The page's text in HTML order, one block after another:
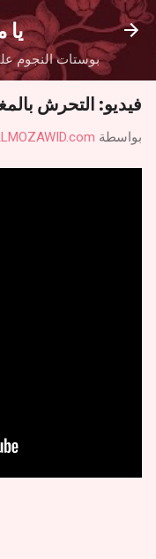
بوستات النجوم
فيديو: التحرش
بواسطة